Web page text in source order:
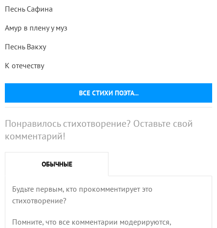
ВСЕ СТИХИ ПОЭТА...
Песнь Сафина
Амур в плену у муз
Песнь Вакху
К отечеству
Понравилось стихотворение? Оставьте свой
комментарий!
ОБЫЧНЫЕ
Будьте первым, кто прокомментирует это
стихотворение?
Помните, что все комментарии модерируются,